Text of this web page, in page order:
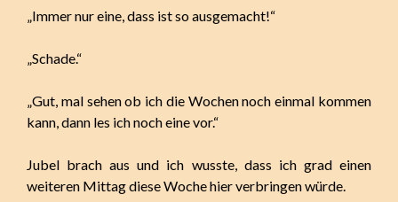
„Immer nur eine, dass ist so ausgemacht!“
„Schade.“
„Gut, mal sehen ob ich die Wochen noch einmal kommen
kann, dann les ich noch eine vor.“
Jubel brach aus und ich wusste, dass ich grad einen
weiteren Mittag diese Woche hier verbringen würde.